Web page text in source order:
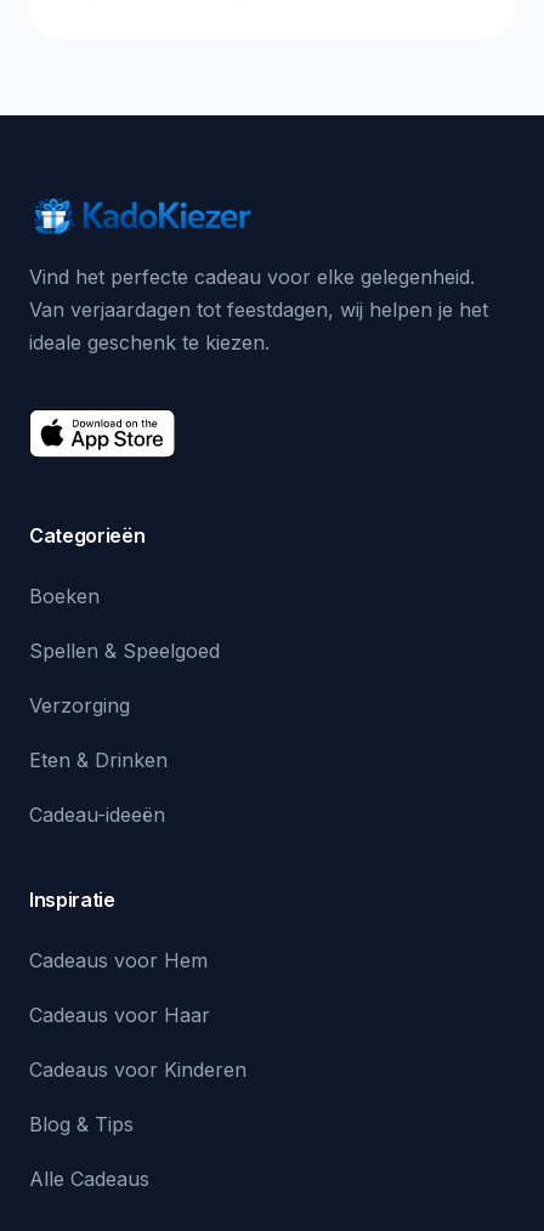
Vind het perfecte cadeau voor elke gelegenheid.
Van verjaardagen tot feestdagen, wij helpen je het
ideale geschenk te kiezen.
Categorieën
Boeken
Spellen & Speelgoed
Verzorging
Eten & Drinken
Cadeau-ideeën
Inspiratie
Cadeaus voor Hem
Cadeaus voor Haar
Cadeaus voor Kinderen
Blog & Tips
Alle Cadeaus